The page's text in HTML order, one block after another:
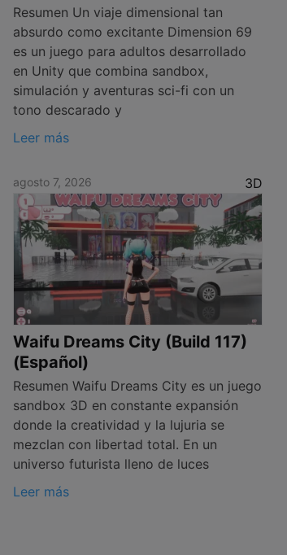
Resumen Un viaje dimensional tan
absurdo como excitante Dimension 69
es un juego para adultos desarrollado
en Unity que combina sandbox,
simulación y aventuras sci-fi con un
tono descarado y
Leer más
agosto 7, 2026 3D
Waifu Dreams City (Build 117)
(Español)
Resumen Waifu Dreams City es un juego
sandbox 3D en constante expansión
donde la creatividad y la lujuria se
mezclan con libertad total. En un
universo futurista lleno de luces
Leer más